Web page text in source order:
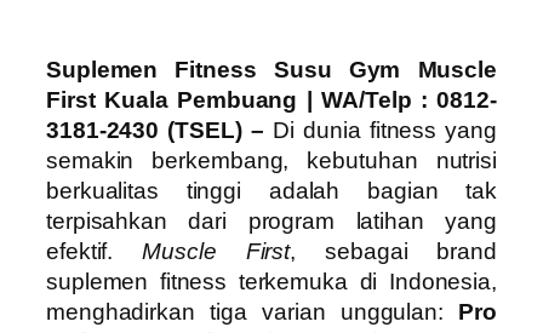
Suplemen Fitness Susu Gym Muscle
First Kuala Pembuang
| WA/Telp : 0812-
3181-2430 (TSEL) – Di dunia fitness yang
semakin berkembang, kebutuhan nutrisi
berkualitas tinggi adalah bagian tak
terpisahkan dari program latihan yang
efektif.Muscle First, sebagai brand
suplemen fitness terkemuka di Indonesia,
menghadirkan tiga varian unggulan: Pro